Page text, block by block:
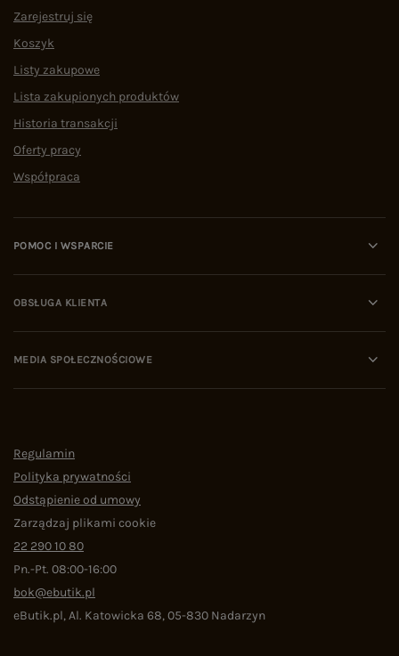
Zarejestruj się
Koszyk
Listy zakupowe
Lista zakupionych produktów
Historia transakcji
Oferty pracy
Współpraca
POMOC I WSPARCIE
OBSŁUGA KLIENTA
MEDIA SPOŁECZNOŚCIOWE
Regulamin
Polityka prywatności
Odstąpienie od umowy
Zarządzaj plikami cookie
22 290 10 80
Pn.-Pt. 08:00-16:00
bok@ebutik.pl
eButik.pl,Al. Katowicka 68,05-830 Nadarzyn